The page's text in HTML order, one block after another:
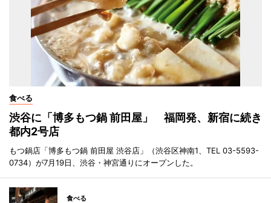
食べる
渋谷に「博多もつ鍋 前田屋」 福岡発、新宿に続き
都内2号店
もつ鍋店「博多もつ鍋 前田屋 渋谷店」（渋谷区神南1、TEL 03-5593-
0734）が7月19日、渋谷・神宮通りにオープンした。
食べる